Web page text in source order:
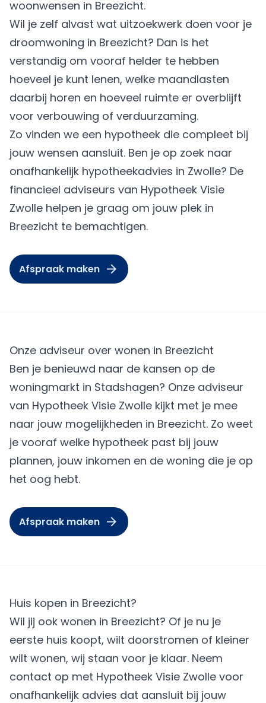
woonwensen in Breezicht.
Wil je zelf alvast wat uitzoekwerk doen voor je
droomwoning in Breezicht? Dan is het
verstandig om vooraf helder te hebben
hoeveel je kunt lenen, welke maandlasten
daarbij horen en hoeveel ruimte er overblijft
voor verbouwing of verduurzaming.
Zo vinden we een hypotheek die compleet bij
jouw wensen aansluit. Ben je op zoek naar
onafhankelijk hypotheekadvies in Zwolle? De
financieel adviseurs van Hypotheek Visie
Zwolle helpen je graag om jouw plek in
Breezicht te bemachtigen.
Afspraak maken
Onze adviseur over wonen in Breezicht
Ben je benieuwd naar de kansen op de
woningmarkt in Stadshagen? Onze adviseur
van Hypotheek Visie Zwolle kijkt met je mee
naar jouw mogelijkheden in Breezicht. Zo weet
je vooraf welke hypotheek past bij jouw
plannen, jouw inkomen en de woning die je op
het oog hebt.
Afspraak maken
Huis kopen in Breezicht?
Wil jij ook wonen in Breezicht? Of je nu je
eerste huis koopt, wilt doorstromen of kleiner
wilt wonen, wij staan voor je klaar. Neem
contact op met Hypotheek Visie Zwolle voor
onafhankelijk advies dat aansluit bij jouw